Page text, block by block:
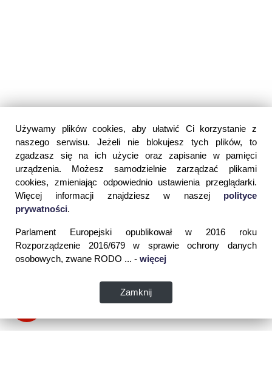
Używamy plików cookies, aby ułatwić Ci korzystanie z
naszego serwisu. Jeżeli nie blokujesz tych plików, to
zgadzasz się na ich użycie oraz zapisanie w pamięci
urządzenia. Możesz samodzielnie zarządzać plikami
cookies, zmieniając odpowiednio ustawienia przeglądarki.
Więcej informacji znajdziesz w naszej polityce
prywatności.
Parlament Europejski opublikował w 2016 roku
Rozporządzenie 2016/679 w sprawie ochrony danych
osobowych, zwane RODO ... - więcej
Zamknij